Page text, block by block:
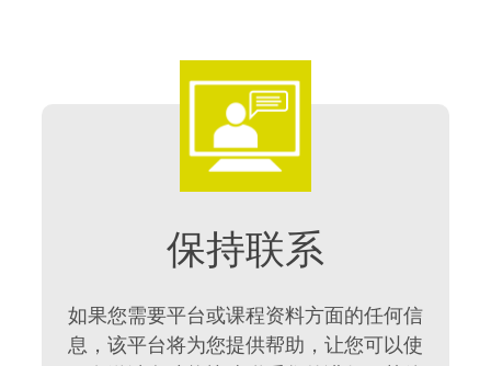
保持联系
如果您需要平台或课程资料方面的任何信
息，该平台将为您提供帮助，让您可以使